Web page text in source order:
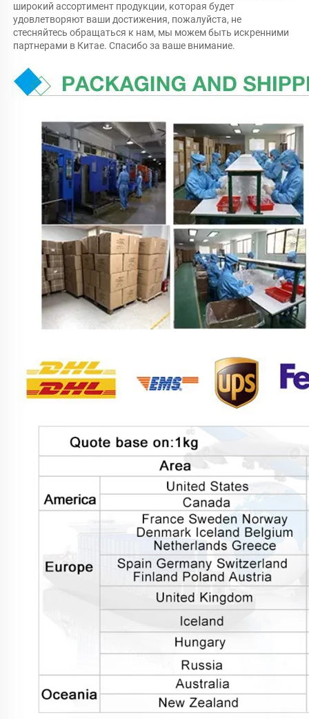
широкий ассортимент продукции, которая будет
удовлетворяют ваши достижения, пожалуйста, не
стесняйтесь обращаться к нам, мы можем быть искренними
партнерами в Китае. Спасибо за ваше внимание.